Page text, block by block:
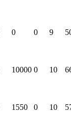
0 0 9
10000 0 10
1550 0 10